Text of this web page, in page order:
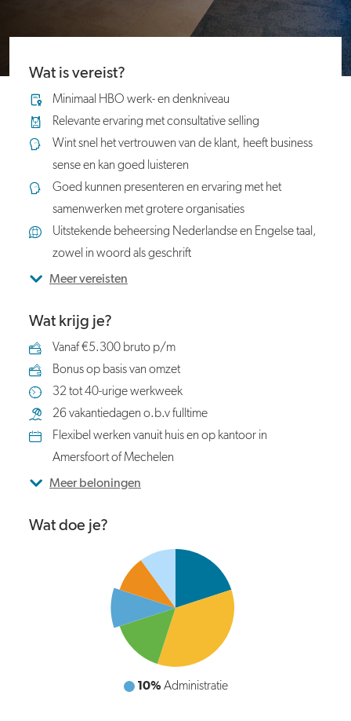
Wat is vereist?
Minimaal HBO werk- en denkniveau
Relevante ervaring met consultative selling
Wint snel het vertrouwen van de klant, heeft business
sense en kan goed luisteren
Goed kunnen presenteren en ervaring met het
samenwerken met grotere organisaties
Uitstekende beheersing Nederlandse en Engelse taal,
zowel in woord als geschrift
Meer vereisten
Wat krijg je?
Vanaf €5.300 bruto p/m
Bonus op basis van omzet
32 tot 40-urige werkweek
26 vakantiedagen o.b.v fulltime
Flexibel werken vanuit huis en op kantoor in
Amersfoort of Mechelen
Meer beloningen
Wat doe je?
10% Administratie